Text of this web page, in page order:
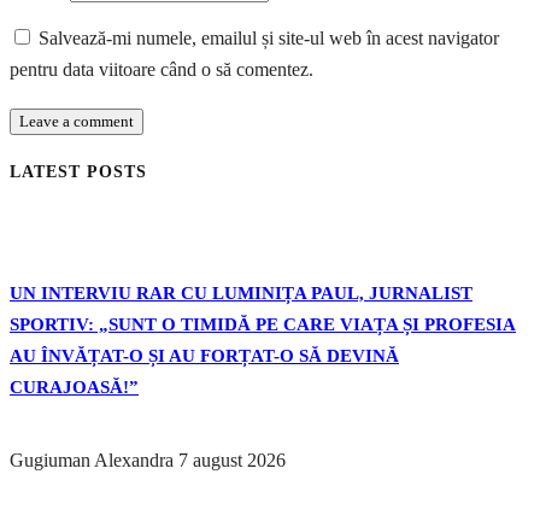
Salvează-mi numele, emailul și site-ul web în acest navigator
pentru data viitoare când o să comentez.
LATEST POSTS
UN INTERVIU RAR CU LUMINIȚA PAUL, JURNALIST
SPORTIV: „SUNT O TIMIDĂ PE CARE VIAȚA ȘI PROFESIA
AU ÎNVĂȚAT-O ȘI AU FORȚAT-O SĂ DEVINĂ
CURAJOASĂ!”
Gugiuman Alexandra 7 august 2026